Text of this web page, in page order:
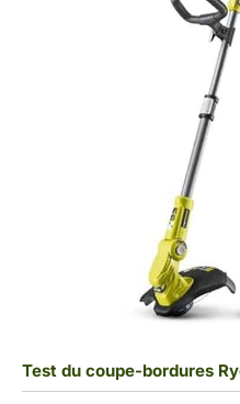
Test du coupe-bordures